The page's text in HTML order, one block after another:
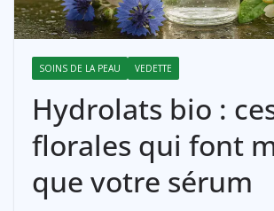
SOINS DE LA PEAU VEDETTE
Hydrolats bio :
florales qui font
que votre sérum